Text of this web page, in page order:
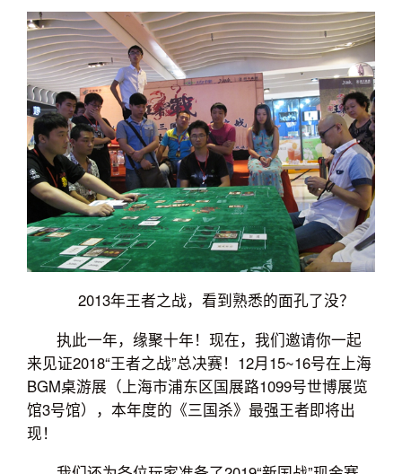
2013年王者之战，看到熟悉的面孔了没？
执此一年，缘聚十年！现在，我们邀请你一起
来见证2018“王者之战”总决赛！12月15~16号在上海
BGM桌游展（上海市浦东区国展路1099号世博展览
馆3号馆），本年度的《三国杀》最强王者即将出
现！